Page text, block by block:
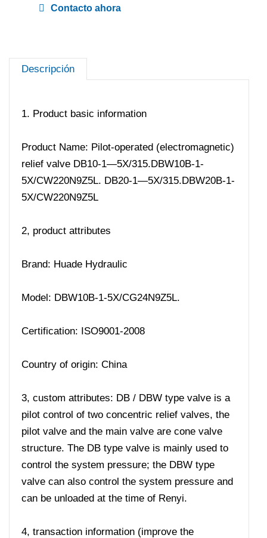
Contacto ahora
Descripción
1. Product basic information
Product Name: Pilot-operated (electromagnetic)
relief valve DB10-1—5X/315.DBW10B-1-
5X/CW220N9Z5L. DB20-1—5X/315.DBW20B-1-
5X/CW220N9Z5L
2, product attributes
Brand: Huade Hydraulic
Model: DBW10B-1-5X/CG24N9Z5L.
Certification: ISO9001-2008
Country of origin: China
3, custom attributes: DB / DBW type valve is a
pilot control of two concentric relief valves, the
pilot valve and the main valve are cone valve
structure. The DB type valve is mainly used to
control the system pressure; the DBW type
valve can also control the system pressure and
can be unloaded at the time of Renyi.
4, transaction information (improve the